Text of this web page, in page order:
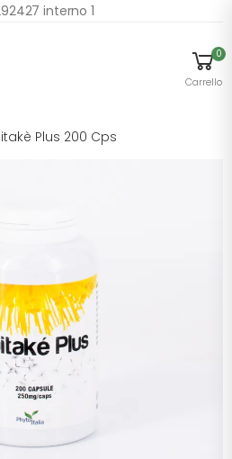
interno 1
0
Carrello
Plus 200 Cps